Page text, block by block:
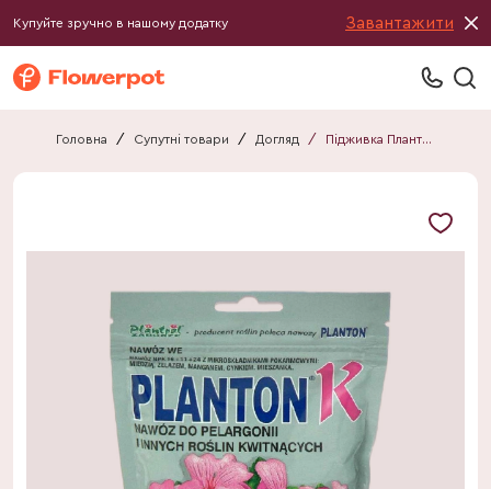
Купуйте зручно в нашому додатку Завантажити
Головна / Супутні товари / Догляд / Підживка Плантон K 200 гр